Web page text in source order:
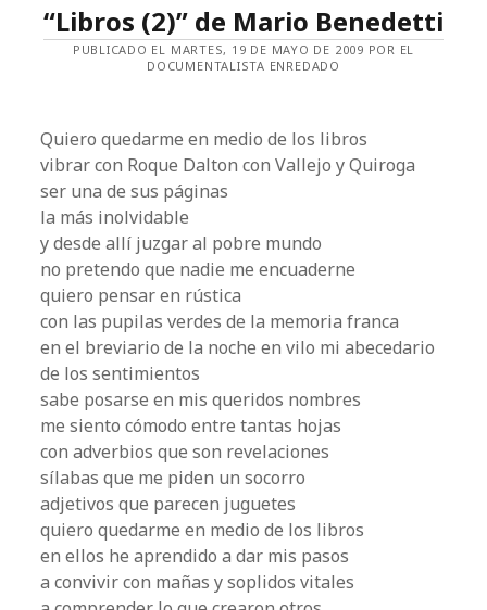
“Libros (2)” de Mario Benedetti
PUBLICADO EL MARTES, 19 DE MAYO DE 2009 POR EL
DOCUMENTALISTA ENREDADO
Quiero quedarme en medio de los libros
vibrar con Roque Dalton con Vallejo y Quiroga
ser una de sus páginas
la más inolvidable
y desde allí juzgar al pobre mundo
no pretendo que nadie me encuaderne
quiero pensar en rústica
con las pupilas verdes de la memoria franca
en el breviario de la noche en vilo mi abecedario
de los sentimientos
sabe posarse en mis queridos nombres
me siento cómodo entre tantas hojas
con adverbios que son revelaciones
sílabas que me piden un socorro
adjetivos que parecen juguetes
quiero quedarme en medio de los libros
en ellos he aprendido a dar mis pasos
a convivir con mañas y soplidos vitales